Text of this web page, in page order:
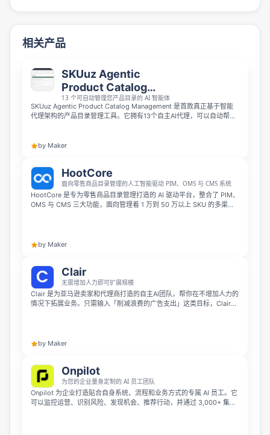
相关产品
SKUuz Agentic
Product Catalog
Management
13 个可自动管理您产品目录的 AI 智能体
SKUuz Agentic Product Catalog Management 是首款真正基于智能
代理架构的产品目录管理工具。它拥有13个自主AI代理，可以自动帮你
by Maker
HootCore
面向零售商品目录管理的人工智能驱动 PIM、OMS 与 CMS 系统
HootCore 是专为零售商品目录管理打造的 AI 驱动平台，整合了 PIM、
OMS 与 CMS 三大功能，面向管理着 1 万到 50 万以上 SKU 的多渠道
by Maker
Clair
无需增加人力即可扩展规模
Clair 是为亚马逊卖家和代理商打造的自主AI团队，帮你在不增加人力的
情况下拓展业务。只需输入「削减浪费的广告支出」这类目标，Clair就
by Maker
Onpilot
为您的企业量身定制的 AI 员工团队
Onpilot 为企业打造贴合自身系统、流程和业务方式的专属 AI 员工。它
可以监控运营、识别风险、发现机会、推荐行动，并通过 3,000+ 集成